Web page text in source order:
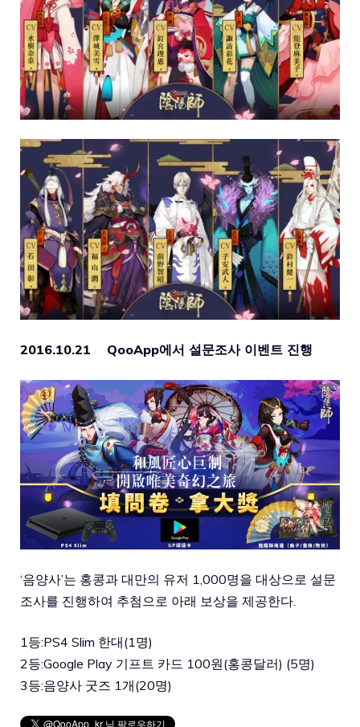
2016.10.21 QooApp에서 설문조사 이벤트 진행
‘음양사’는 홍콩과 대만의 유저 1,000명을 대상으로 설문
조사를 진행하여 추첨으로 아래 보상을 제공한다.
1등:PS4 Slim 한대(1명)
2등:Google Play 기프트 카드 100원(홍콩달러) (5명)
3등:음양사 굿즈 1개(20명)